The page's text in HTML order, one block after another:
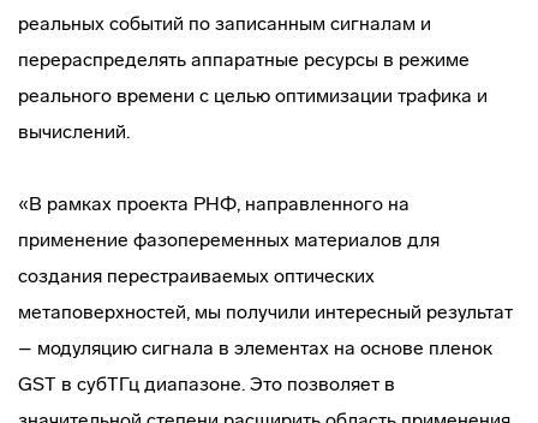
реальных событий по записанным сигналам и
перераспределять аппаратные ресурсы в режиме
реального времени с целью оптимизации трафика и
вычислений.
«В рамках проекта РНФ, направленного на
применение фазопеременных материалов для
создания перестраиваемых оптических
метаповерхностей, мы получили интересный результат
– модуляцию сигнала в элементах на основе пленок
GST в субТГц диапазоне. Это позволяет в